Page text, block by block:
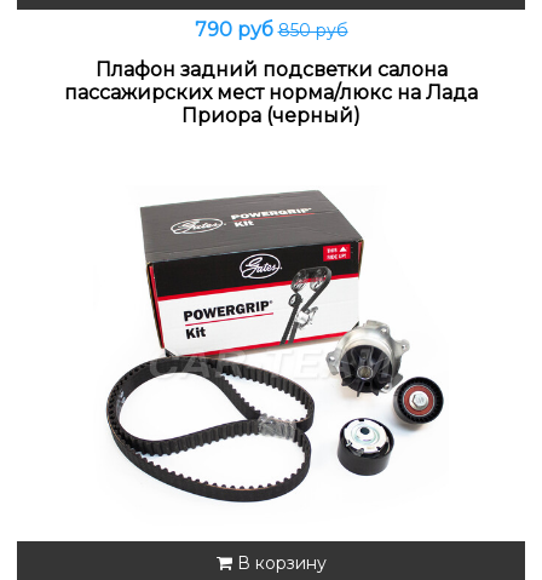
790 руб850 руб
Плафон задний подсветки салона
пассажирских мест норма/люкс на Лада
Приора (черный)
В корзину